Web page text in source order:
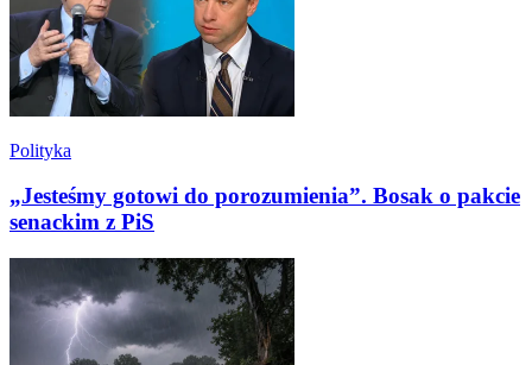
Polityka
„Jesteśmy gotowi do porozumienia”. Bosak o pakcie
senackim z PiS